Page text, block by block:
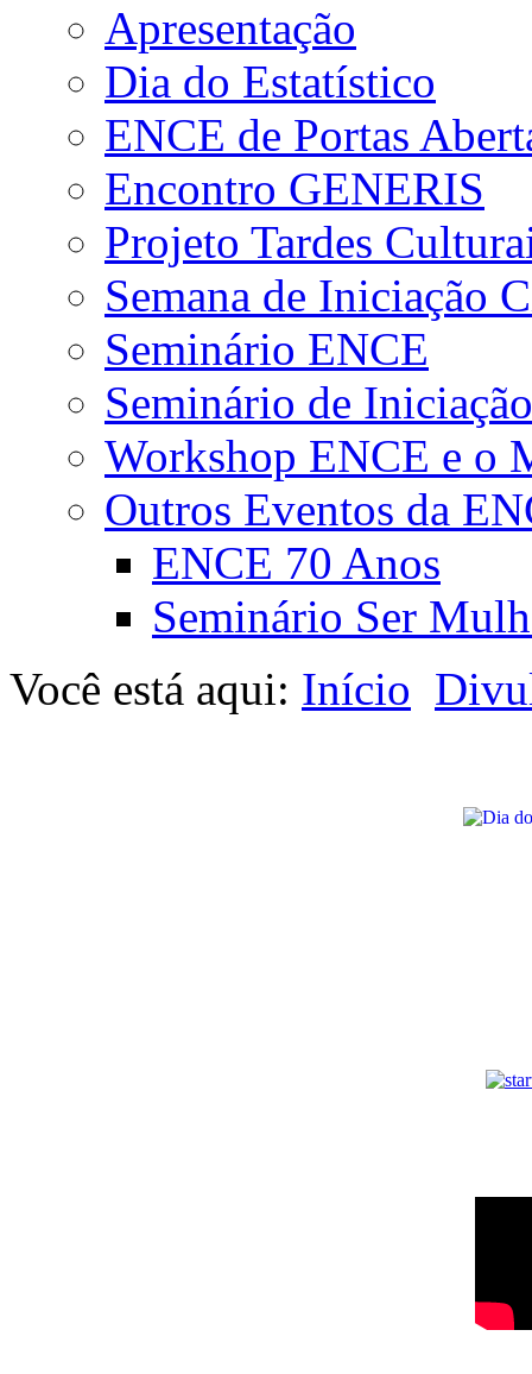
Apresentação
Dia do Estatístico
ENCE de Portas
Encontro GENERIS
Projeto Tardes
Semana de Iniciação
Seminário ENCE
Seminário de
Workshop ENCE e o
Outros Eventos da
ENCE 70 Anos
Seminário Ser
Você está aqui: Início